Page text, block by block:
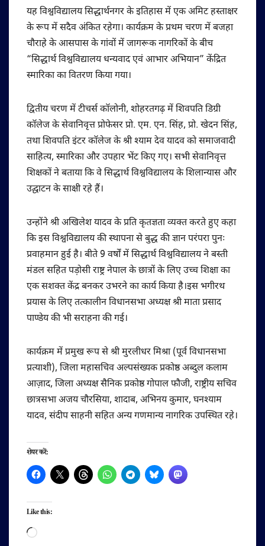
यह विश्वविद्यालय सिद्धार्थनगर के इतिहास में एक अमिट हस्ताक्षर
के रूप में सदैव अंकित रहेगा। कार्यक्रम के प्रथम चरण में बजहा
चौराहे के आसपास के गांवों में जागरूक नागरिकों के बीच
“सिद्धार्थ विश्वविद्यालय धन्यवाद एवं आभार अभियान” केंद्रित
स्मारिका का वितरण किया गया।
द्वितीय चरण में टीचर्स कॉलोनी, शोहरतगढ़ में शिवपति डिग्री
कॉलेज के सेवानिवृत्त प्रोफेसर प्रो. एम. एन. सिंह, प्रो. खेदन सिंह,
तथा शिवपति इंटर कॉलेज के श्री श्याम देव यादव को समाजवादी
साहित्य, स्मारिका और उपहार भेंट किए गए। सभी सेवानिवृत्त
शिक्षकों ने बताया कि वे सिद्धार्थ विश्वविद्यालय के शिलान्यास और
उद्घाटन के साक्षी रहे हैं।
उन्होंने श्री अखिलेश यादव के प्रति कृतज्ञता व्यक्त करते हुए कहा
कि इस विश्वविद्यालय की स्थापना से बुद्ध की ज्ञान परंपरा पुनः
प्रवाहमान हुई है। बीते 9 वर्षों में सिद्धार्थ विश्वविद्यालय ने बस्ती
मंडल सहित पड़ोसी राष्ट्र नेपाल के छात्रों के लिए उच्च शिक्षा का
एक सशक्त केंद्र बनकर उभरने का कार्य किया है।इस भगीरथ
प्रयास के लिए तत्कालीन विधानसभा अध्यक्ष श्री माता प्रसाद
पाण्डेय की भी सराहना की गई।
कार्यक्रम में प्रमुख रूप से श्री मुरलीधर मिश्रा (पूर्व विधानसभा
प्रत्याशी), जिला महासचिव अल्पसंख्यक प्रकोष्ठ अब्दुल कलाम
आज़ाद, जिला अध्यक्ष सैनिक प्रकोष्ठ गोपाल फौजी, राष्ट्रीय सचिव
छात्रसभा अजय चौरसिया, शादाब, अभिनय कुमार, घनश्याम
यादव, संदीप साहनी सहित अन्य गणमान्य नागरिक उपस्थित रहे।
शेयर करें:
Like this:
Loading…